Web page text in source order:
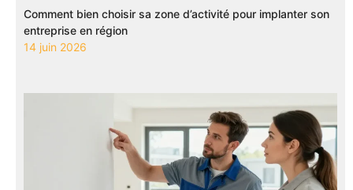
Comment bien choisir sa zone d’activité pour implanter son
entreprise en région
14 juin 2026